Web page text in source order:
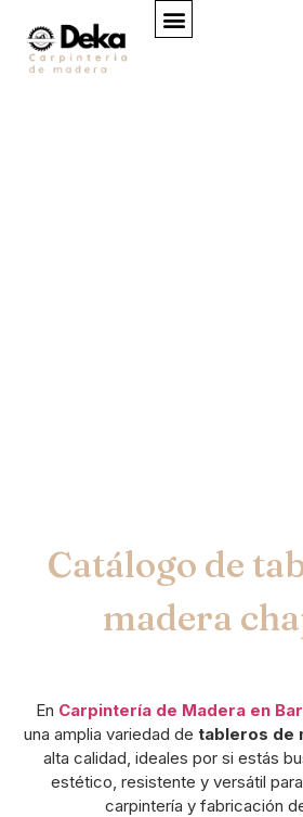
Catálogo de
madera
En Carpintería de Madera en
una amplia variedad de tableros de
alta calidad, ideales por si estás
estético, resistente y versátil
carpintería y fabricación